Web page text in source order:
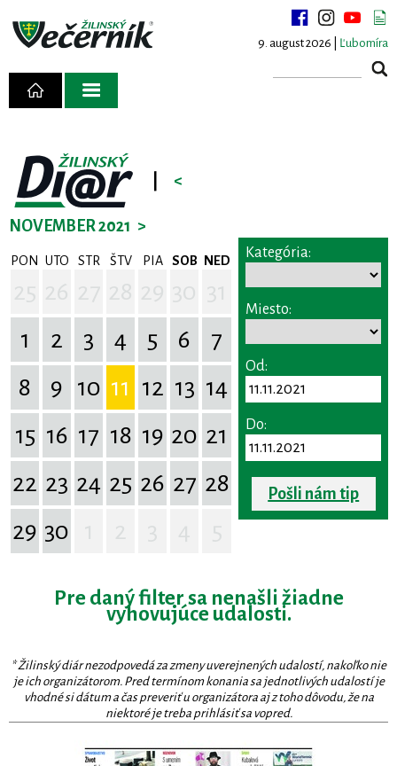
9. august 2026 | Ľubomíra
<
NOVEMBER 2021 >
PON UTO STR ŠTV PIA SOB NED
1
2 3 4 5 6
7
8
9 10 11 12 13 14
15 16 17 18 19 20 21
22 23 24 25 26 27 28
29 30
Kategória:
Miesto:
Od:
Do:
Pošli nám tip
Pre daný filter sa nenašli žiadne
vyhovujúce udalosti.
* Žilinský diár nezodpovedá za zmeny uverejnených udalostí, nakoľko nie
je ich organizátorom. Pred termínom konania sa jednotlivých udalostí je
vhodné si dátum a čas preveriť u organizátora aj z toho dôvodu, že na
niektoré je treba prihlásiť sa vopred.